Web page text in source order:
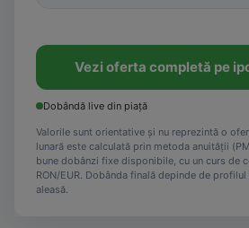
Vezi oferta completă pe
Dobândă live din piață
Valorile sunt orientative și nu reprezintă o
lunară este calculată prin metoda anuității
bune dobânzi fixe disponibile, cu un curs de
RON/EUR. Dobânda finală depinde de
aleasă.